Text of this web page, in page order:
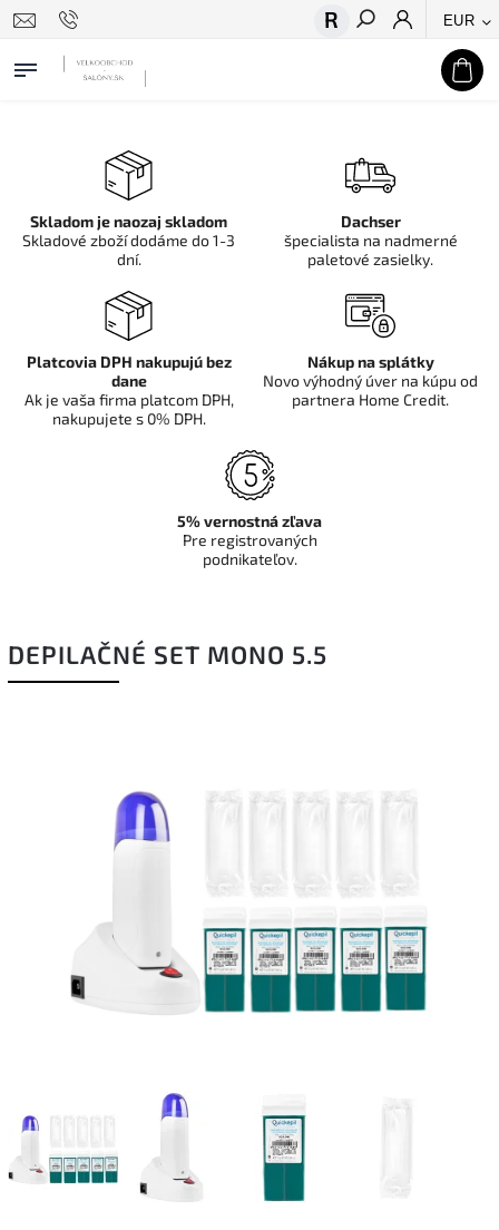
EUR
Hľadať
DEPILAČNÉ SET MONO 5.5
Skladom je naozaj skladom
Skladové zboží dodáme do 1-3
dní.
Dachser
špecialista na nadmerné
paletové zasielky.
Platcovia DPH nakupujú bez
dane
Ak je vaša firma platcom DPH,
nakupujete s 0% DPH.
Nákup na splátky
Novo výhodný úver na kúpu od
partnera Home Credit.
5% vernostná zľava
Pre registrovaných
podnikateľov.